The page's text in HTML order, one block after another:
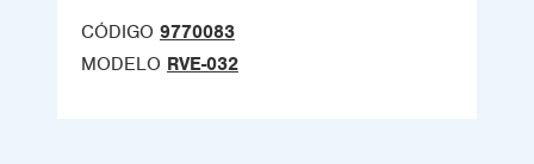
CÓDIGO 9770083
MODELO RVE-032